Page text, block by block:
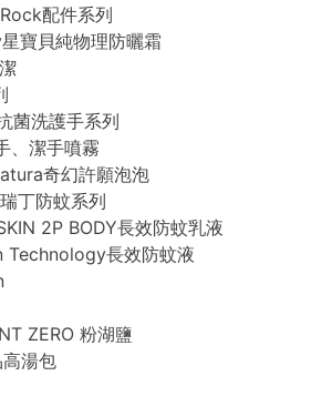
配件系列
寶貝純物理防曬霜
菌洗護手系列
、潔手噴霧
奇幻許願泡泡
丁防蚊系列
2P BODY長效防蚊乳液
Technology長效防蚊液
ZERO 粉湖鹽
湯包